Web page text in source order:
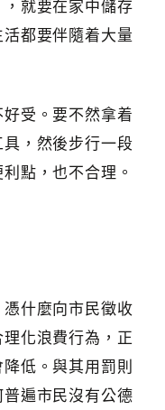
，就要在家中儲存
都要伴隨着大量
受。要不然拿着
，然後步行一段
點，也不合理。
什麼向市民徵收
化浪費行為，正
低。與其用罰則
遍市民沒有公德